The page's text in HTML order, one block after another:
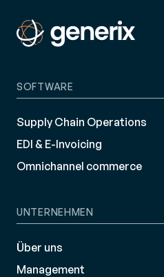
SOFTWARE
Supply Chain Operations
EDI & E-Invoicing
Omnichannel commerce
UNTERNEHMEN
Über uns
Management